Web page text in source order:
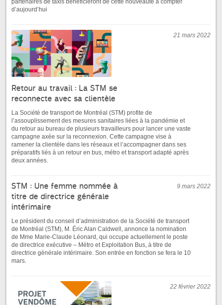
partenaires de taxis bénéficieront de cette nouveauté à compter
d’aujourd’hui
21 mars 2022
Retour au travail : La STM se
reconnecte avec sa clientèle
La Société de transport de Montréal (STM) profite de
l’assouplissement des mesures sanitaires liées à la pandémie et
du retour au bureau de plusieurs travailleurs pour lancer une vaste
campagne axée sur la reconnexion. Cette campagne vise à
ramener la clientèle dans les réseaux et l’accompagner dans ses
préparatifs liés à un retour en bus, métro et transport adapté après
deux années.
9 mars 2022
STM : Une femme nommée à
titre de directrice générale
intérimaire
Le président du conseil d’administration de la Société de transport
de Montréal (STM), M. Éric Alan Caldwell, annonce la nomination
de Mme Marie-Claude Léonard, qui occupe actuellement le poste
de directrice exécutive – Métro et Exploitation Bus, à titre de
directrice générale intérimaire. Son entrée en fonction se fera le 10
mars.
22 février 2022